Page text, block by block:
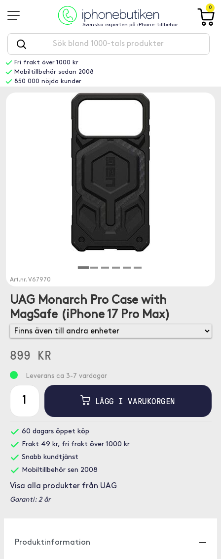
Svenska experten på iPhone-tillbehör
0
Fri frakt över 1000 kr
Mobiltillbehör sedan 2008
850 000 nöjda kunder
Art.nr. V67970
UAG Monarch Pro Case with
MagSafe (iPhone 17 Pro Max)
899 KR
Leverans ca 3-7 vardagar
LÄGG I VARUKORGEN
60 dagars öppet köp
Frakt 49 kr, fri frakt över 1000 kr
Snabb kundtjänst
Mobiltillbehör sen 2008
Visa alla produkter från UAG
Garanti: 2 år
Produktinformation